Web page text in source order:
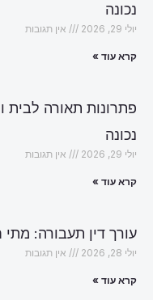
נכונה
יולי 29, 2026 אין תגובות
קרא עוד »
פתרונות תאורה לבית
נכונה
יולי 29, 2026 אין תגובות
קרא עוד »
עורך דין תעבורה:
יולי 28, 2026 אין תגובות
קרא עוד »